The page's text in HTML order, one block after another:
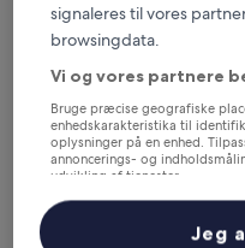
Kathmandu
out
9,8 Enestående! (227
signaleres til vores
browsingdata.
Vi og vores partnere
Bruge præcise geografiske
enhedskarakteristika til
oplysninger på en enhed.
annoncerings- og
udvikling af tjenester.
Liste over partnere
Jeg